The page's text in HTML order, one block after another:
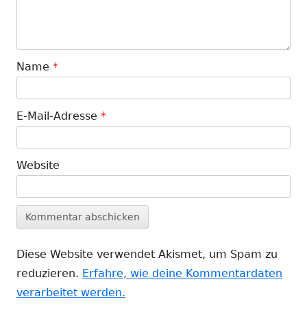
Name *
E-Mail-Adresse *
Website
Diese Website verwendet Akismet, um Spam zu
reduzieren. Erfahre, wie deine Kommentardaten
verarbeitet werden.